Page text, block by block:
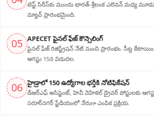
టెస్ట్ సిరీస్‌కు ముందు భారత్-శ్రీలంక ఎలెవన్ మధ్య
మ్యాచ్ ప్రారంభమైంది.
05 APECET ఫైనల్ ఫేజ్ కౌన్సెలింగ్
ఫైనల్ ఫేజ్ రిజిస్ట్రేషన్ నేటి నుంచి ప్రారంభం. సీట్ల
ఆగస్టు 15న విడుదల.
06 హైడ్రాలో 150 ఉద్యోగాల భర్తీకి నోటిఫికేషన్
డీఆర్‌ఎఫ్ అసిస్టెంట్, హెవీ వెహికల్ డ్రైవర్ పోస్టులకు
సరూర్‌నగర్ స్టేడియంలో నేరుగా ఎంపిక ప్రక్రియ.